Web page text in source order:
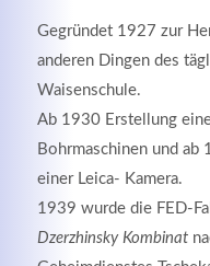
Gegründet 1927 zur
anderen Dingen des
Waisenschule.
Ab 1930 Erstellung
Bohrmaschinen und
einer Leica- Kamera.
1939 wurde die FED-
Dzerzhinsky Kombinat
Lorem ipsum dolor
elit. Aenean